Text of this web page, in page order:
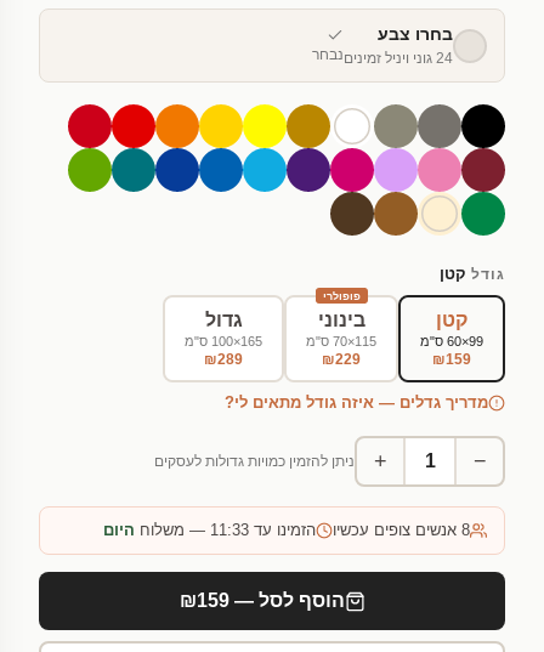
בחרו צבע
24 גוני ויניל זמינים נבחר
גודל קטן
קטן
99×60 ס"מ
₪159
פופולרי
בינוני
115×70 ס"מ
₪229
גדול
165×100 ס"מ
₪289
מדריך גדלים — איזה גודל מתאים לי?
−
+ ניתן להזמין כמויות גדולות לעסקים
8 אנשים צופים עכשיו הזמינו עד 11:33 — משלוח היום
הוסף לסל — ₪159